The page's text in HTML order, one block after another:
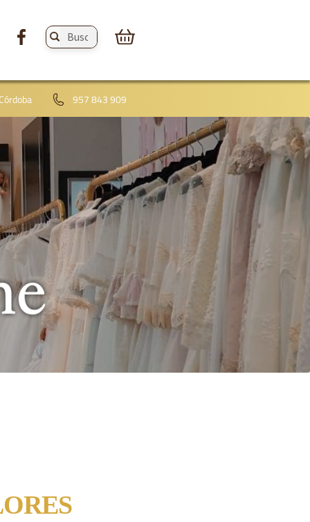
Buscar
productos:
957 843 909